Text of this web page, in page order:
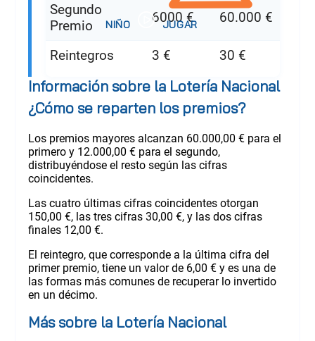
Segundo
Premio
6000 € 60.000 €
Reintegros 3 € 30 €
Información sobre la Lotería Nacional
¿Cómo se reparten los premios?
Los premios mayores alcanzan 60.000,00 € para el
primero y 12.000,00 € para el segundo,
distribuyéndose el resto según las cifras
coincidentes.
Las cuatro últimas cifras coincidentes otorgan
150,00 €, las tres cifras 30,00 €, y las dos cifras
finales 12,00 €.
El reintegro, que corresponde a la última cifra del
primer premio, tiene un valor de 6,00 € y es una de
las formas más comunes de recuperar lo invertido
en un décimo.
Más sobre la Lotería Nacional